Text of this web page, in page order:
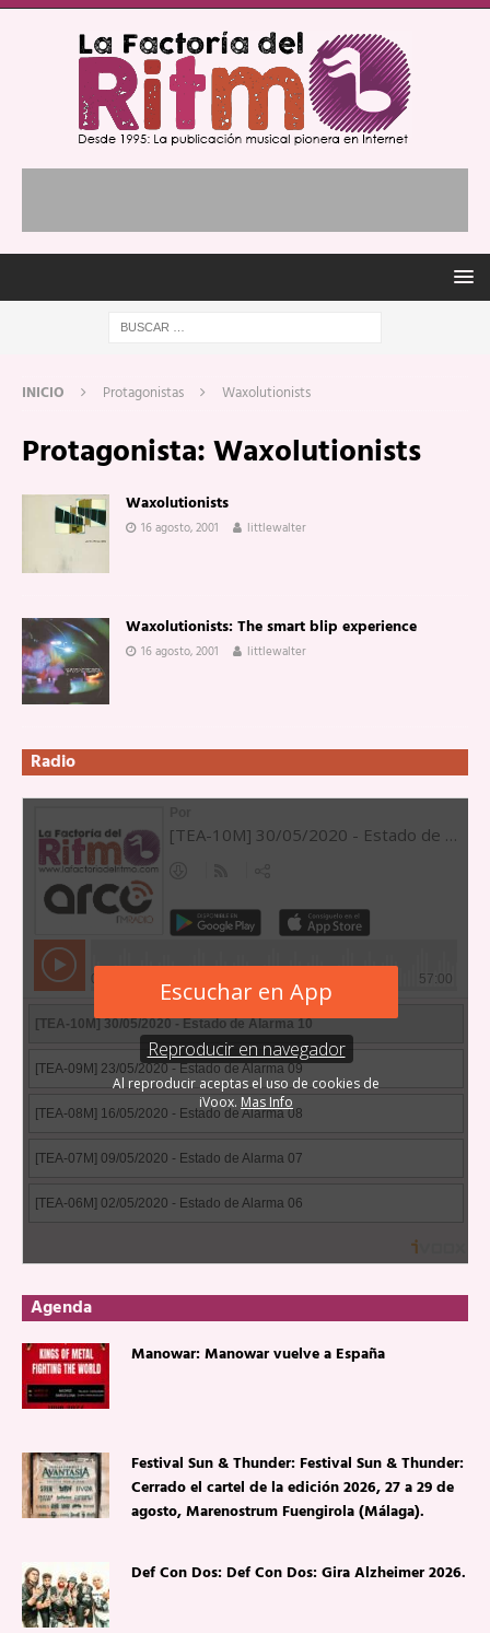
INICIO Protagonistas Waxolutionists
Protagonista:Waxolutionists
Waxolutionists
16 agosto, 2001 littlewalter
Waxolutionists: The smart blip experience
16 agosto, 2001 littlewalter
Radio
Agenda
Manowar: Manowar vuelve a España
Festival Sun & Thunder: Festival Sun & Thunder:
Cerrado el cartel de la edición 2026, 27 a 29 de
agosto, Marenostrum Fuengirola (Málaga).
Def Con Dos: Def Con Dos: Gira Alzheimer 2026.